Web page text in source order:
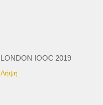
LONDON IOOC 2019
Λήψη